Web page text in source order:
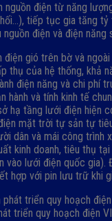
nguồn điện từ năng
tiếp tục gia tăng tỷ
điện và điện năng
gió trên bờ và
thụ của hệ thống, khả
điện năng và chi phí
hành và tính kinh tế
hạ tầng lưới điện hiện
mặt trời tự sản tự
dân và mái công trình
kinh doanh, tiêu thụ tại
vào lưới điện quốc gia).
hợp với pin lưu trữ khi
triển quy hoạch điện VIII